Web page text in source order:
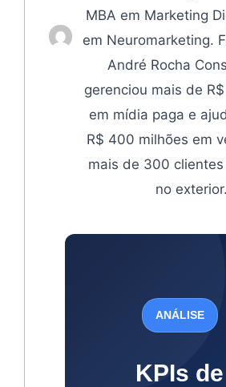
MBA em Marketing
em Neuromarketing.
André Rocha
gerenciou mais de
em mídia paga e
R$ 400 milhões em
mais de 300 clientes
no exterior.
ANÁLISE
KPIs de